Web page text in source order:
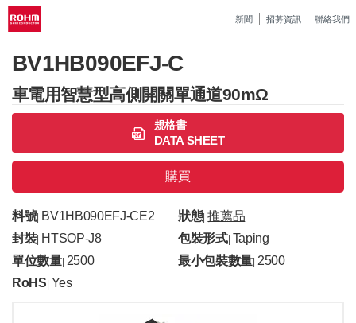
新聞 招募資訊 聯絡我們
BV1HB090EFJ-C
車電用智慧型高側開關單通道90mΩ
規格書
DATA SHEET
購買
料號| BV1HB090EFJ-CE2 狀態|推薦品
封裝| HTSOP-J8 包裝形式| Taping
單位數量| 2500 最小包裝數量 |2500
RoHS Yes